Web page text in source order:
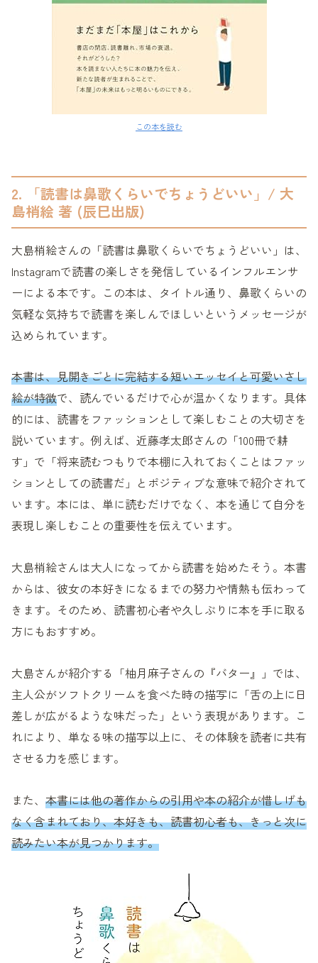
この本を読む
2. 「読書は鼻歌くらいでちょうどいい」/ 大
島梢絵 著 (辰巳出版)
大島梢絵さんの「読書は鼻歌くらいでちょうどいい」は、
Instagramで読書の楽しさを発信しているインフルエンサ
ーによる本です。この本は、タイトル通り、鼻歌くらいの
気軽な気持ちで読書を楽しんでほしいというメッセージが
込められています。
本書は、見開きごとに完結する短いエッセイと可愛いさし
絵が特徴で、読んでいるだけで心が温かくなります。具体
的には、読書をファッションとして楽しむことの大切さを
説いています。例えば、近藤孝太郎さんの「100冊で耕
す」で「将来読むつもりで本棚に入れておくことはファッ
ションとしての読書だ」とポジティブな意味で紹介されて
います。本には、単に読むだけでなく、本を通じて自分を
表現し楽しむことの重要性を伝えています。
大島梢絵さんは大人になってから読書を始めたそう。本書
からは、彼女の本好きになるまでの努力や情熱も伝わって
きます。そのため、読書初心者や久しぶりに本を手に取る
方にもおすすめ。
大島さんが紹介する「柚月麻子さんの『バター』」では、
主人公がソフトクリームを食べた時の描写に「舌の上に日
差しが広がるような味だった」という表現があります。こ
れにより、単なる味の描写以上に、その体験を読者に共有
させる力を感じます。
また、 本書には他の著作からの引用や本の紹介が惜しげも
なく含まれており、本好きも、読書初心者も、きっと次に
読みたい本が見つかります。